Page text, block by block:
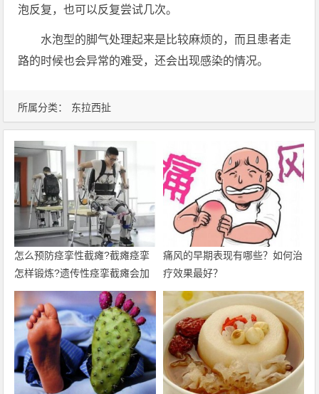
所属分类： 东拉西扯
泡反复，也可以反复尝试几次。
水泡型的脚气处理起来是比较麻烦的，而且患者走
路的时候也会异常的难受，还会出现感染的情况。
怎么预防痉挛性截瘫?截瘫痉挛
怎样锻炼?遗传性痉挛截瘫会加
重吗?
痛风的早期表现有哪些？如何治
疗效果最好？